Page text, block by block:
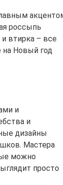
россыпь
и втирка – все
на Новый год
и
и
дизайны
Мастера
можно
просто